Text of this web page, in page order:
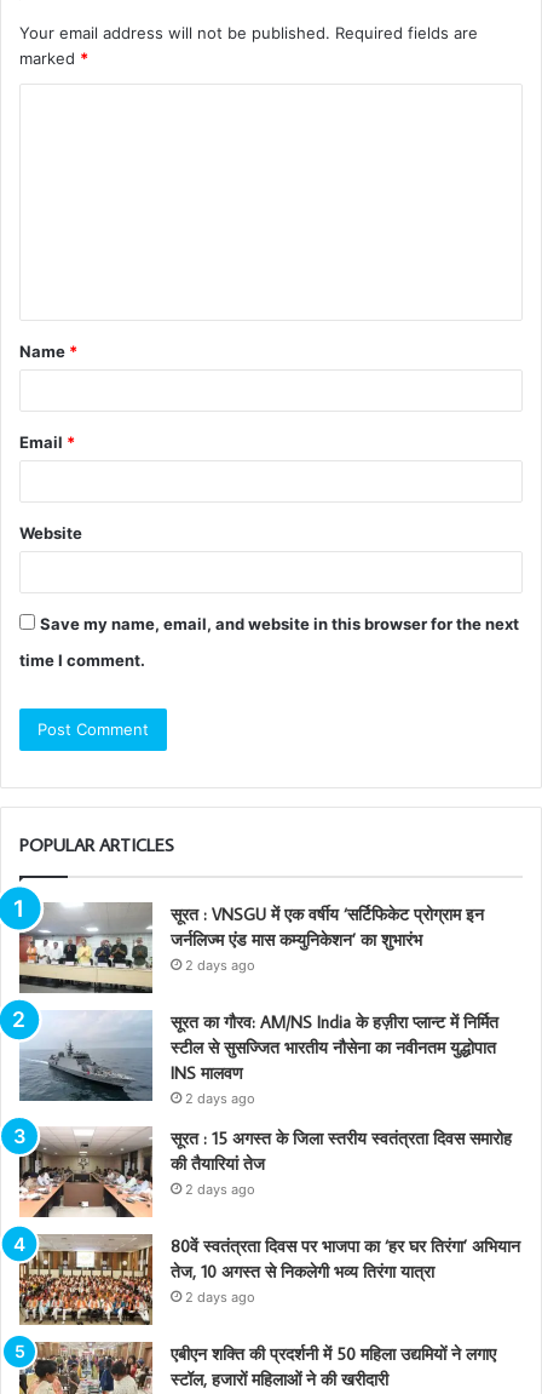
Your email address will not be published. Required fields are
marked *
Name *
Email *
Website
Save my name, email, and website in this browser for the next
time I comment.
POPULAR ARTICLES
सूरत : VNSGU में एक वर्षीय ‘सर्टिफिकेट प्रोग्राम इन
जर्नलिज्म एंड मास कम्युनिकेशन’ का शुभारंभ
2 days ago
सूरत का गौरव: AM/NS India के हज़ीरा प्लान्ट में निर्मित
स्टील से सुसज्जित भारतीय नौसेना का नवीनतम युद्धोपात
INS मालवण
2 days ago
सूरत : 15 अगस्त के जिला स्तरीय स्वतंत्रता दिवस समारोह
की तैयारियां तेज
2 days ago
80वें स्वतंत्रता दिवस पर भाजपा का ‘हर घर तिरंगा’ अभियान
तेज, 10 अगस्त से निकलेगी भव्य तिरंगा यात्रा
2 days ago
एबीएन शक्ति की प्रदर्शनी में 50 महिला उद्यमियों ने लगाए
स्टॉल, हजारों महिलाओं ने की खरीदारी